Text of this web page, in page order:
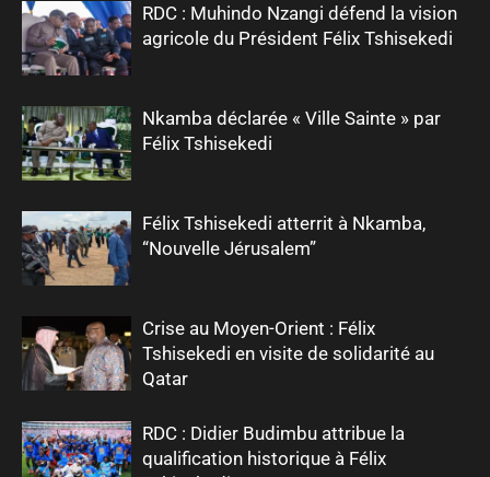
RDC : Muhindo Nzangi défend la vision
agricole du Président Félix Tshisekedi
Nkamba déclarée « Ville Sainte » par
Félix Tshisekedi
Félix Tshisekedi atterrit à Nkamba,
“Nouvelle Jérusalem”
Crise au Moyen-Orient : Félix
Tshisekedi en visite de solidarité au
Qatar
RDC : Didier Budimbu attribue la
qualification historique à Félix